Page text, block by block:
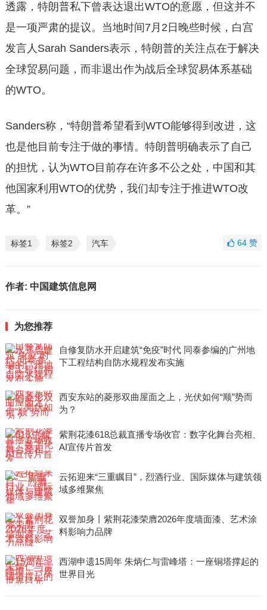
透露，特朗普私下曾表达退出WTO的意愿，但这并不
是一项严肃的提议。当地时间7月2日晚些时候，白宫
发言人Sarah Sanders表示，特朗普的关注点在于解决
全球贸易问题，而非退出作为战后全球贸易体系基础
的WTO。
Sanders称，“特朗普希望看到WTO能够得到改进，这
也是他目前专注于做的事情。特朗普明确表示了自己
的担忧，认为WTO目前存在许多不公之处，中国和其
他国家利用WTO的优势，我们却专注于推进WTO改
革。”
标签1 标签2 汽车 64赞
作者: 中国建筑信息网
为您推荐
自修复防水开启建筑“免疫”时代 同泰参编的广州地
下工程结构自防水规程发布实施
西安东站的菱形双曲屋面之上，光伏如何“顺”势而
为？
紫荆花漆618总裁直播专场收官：数字化舞台亮相、
AI宣传片首发
云拓迎来“三重瞩目”，烈酒行业、国际媒体与建筑领
域多维聚焦
双誉加身丨紫荆花漆荣膺2026年度墙面漆、艺术涂
料影响力品牌
西湖申遗15周年 朱炳仁与雷峰塔：一座铜塔撑起的
世界目光